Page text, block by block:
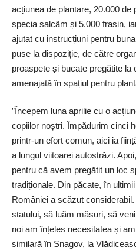
acțiunea de plantare, 20.000 de
specia salcâm și 5.000 frasin,
ajutat cu instrucțiuni pentru
puse la dispoziție, de către
proaspete și bucate pregătite
amenajată în spațiul pentru
”Începem luna aprilie cu o
copiilor noștri. Împădurim cinci
printr-un efort comun, aici ia
a lungul viitoarei autostrăzi.
pentru că avem pregătit un loc
tradiționale. Din păcate, în
României a scăzut
statului, să luăm măsuri, să
noi am înțeles necesitatea și
similară în Snagov, la